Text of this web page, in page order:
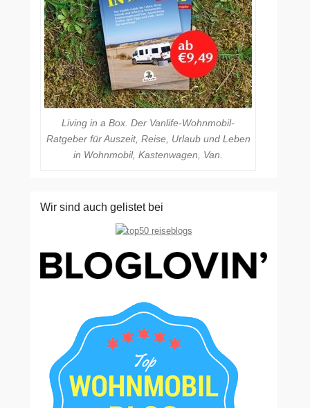
Living in a Box. Der Vanlife-Wohnmobil-
Ratgeber für Auszeit, Reise, Urlaub und Leben
in Wohnmobil, Kastenwagen, Van.
Wir sind auch gelistet bei